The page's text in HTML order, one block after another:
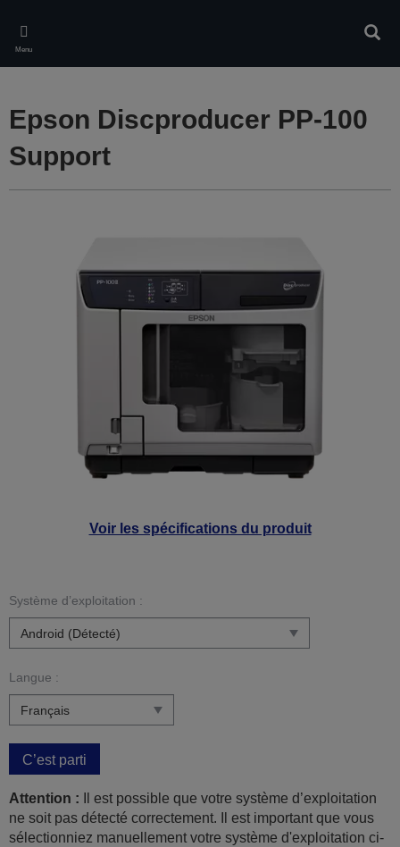
main
content
Menu
Voir les spécifications du produit
Epson Discproducer PP-100
Support
Système d’exploitation :
Langue :
C’est parti
Attention : Il est possible que votre système d’exploitation
ne soit pas détecté correctement. Il est important que vous
sélectionniez manuellement votre système d'exploitation ci-